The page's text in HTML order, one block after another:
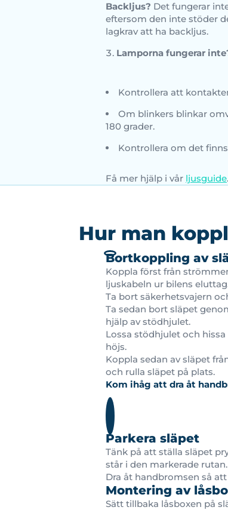
Backljus? Det fungerar
eftersom den inte stöder
lagkrav att ha backljus.
Lamporna fungerar
Kontrollera att
Om blinkers blinkar
180 grader.
Kontrollera om det
Få mer hjälp i vår ljusguide.
Hur man
Bortkoppling av
Koppla först från
ljuskabeln ur bilens
Ta bort säkerhetsvajern
Ta sedan bort släpet
hjälp av stödhjulet.
Lossa stödhjulet och
höjs.
Koppla sedan av släpet
och rulla släpet på plats.
Kom ihåg att dra åt
Parkera släpet
Tänk på att ställa släpet
står i den markerade rutan.
Dra åt handbromsen så
Montering av
Sätt tillbaka låsboxen på